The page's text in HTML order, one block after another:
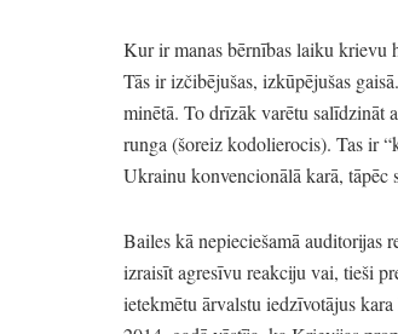
Kur ir manas bērnības laiku krievu
Tās ir izčibējušas, izkūpējušas gaisā.
minētā. To drīzāk varētu salīdzināt
runga(šoreiz kodolierocis). Tas ir
Ukrainu konvencionālā karā, tāpēc
Bailes kā nepieciešamā auditorijas
izraisīt agresīvu reakciju vai, tieši
ietekmētu ārvalstu iedzīvotājus